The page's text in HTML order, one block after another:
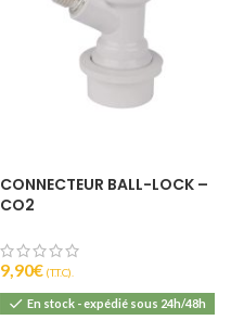
CONNECTEUR BALL-LOCK –
CO2
9,90€ (T.T.C).
En stock - expédié sous 24h/48h